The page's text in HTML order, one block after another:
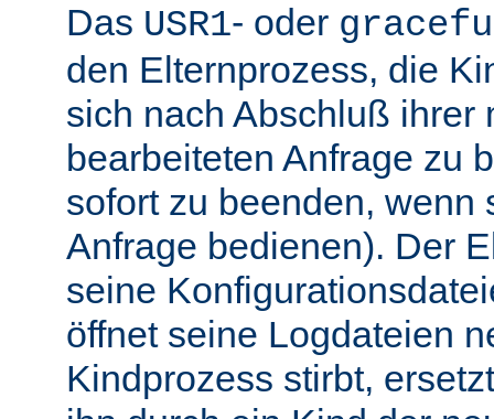
Das USR1- oder
den Elternprozess, die
sich nach Abschluß ihrer
bearbeiteten Anfrage zu
sofort zu beenden, wenn
Anfrage bedienen). Der
seine
öffnet seine Logdateien
Kindprozess stirbt,